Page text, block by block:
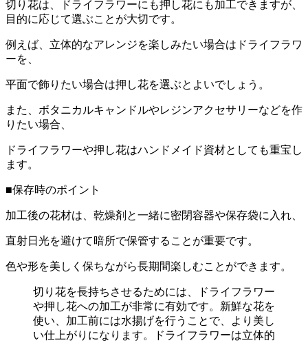
切り花は、ドライフラワーにも押し花にも加工できますが、
目的に応じて選ぶことが大切です。
例えば、立体的なアレンジを楽しみたい場合はドライフラワ
ーを、
平面で飾りたい場合は押し花を選ぶとよいでしょう。
また、ボタニカルキャンドルやレジンアクセサリーなどを作
りたい場合、
ドライフラワーや押し花はハンドメイド資材としても重宝し
ます。
■保存時のポイント
加工後の花材は、乾燥剤と一緒に密閉容器や保存袋に入れ、
直射日光を避けて暗所で保管することが重要です。
色や形を美しく保ちながら長期間楽しむことができます。
切り花を長持ちさせるためには、ドライフラワー
や押し花への加工が非常に有効です。新鮮な花を
使い、加工前には水揚げを行うことで、より美し
い仕上がりになります。ドライフラワーは立体的